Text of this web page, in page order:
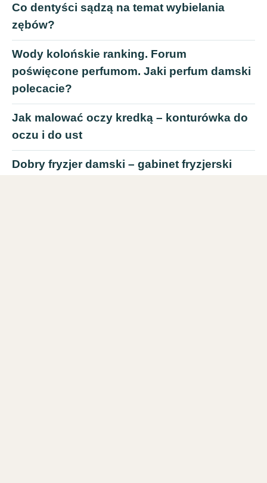
Co dentyści sądzą na temat wybielania
zębów?
Wody kolońskie ranking. Forum
poświęcone perfumom. Jaki perfum damski
polecacie?
Jak malować oczy kredką – konturówka do
oczu i do ust
Dobry fryzjer damski – gabinet fryzjerski